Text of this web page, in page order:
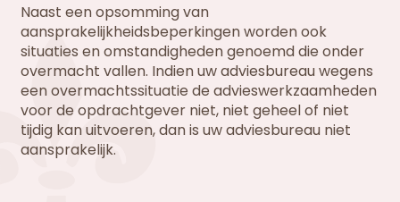
Naast een opsomming van
aansprakelijkheidsbeperkingen worden ook
situaties en omstandigheden genoemd die onder
overmacht vallen. Indien uw adviesbureau wegens
een overmachtssituatie de advieswerkzaamheden
voor de opdrachtgever niet, niet geheel of niet
tijdig kan uitvoeren, dan is uw adviesbureau niet
aansprakelijk.